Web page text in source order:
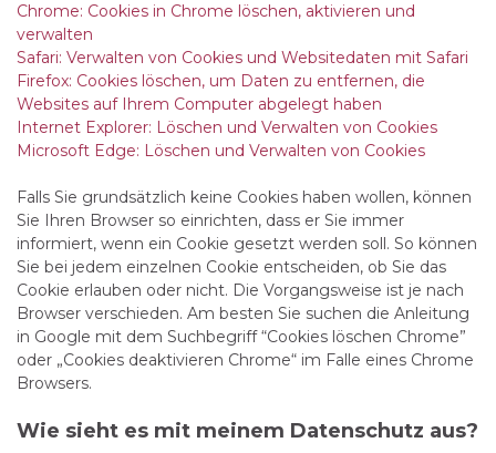
Chrome: Cookies in Chrome löschen, aktivieren und
verwalten
Safari: Verwalten von Cookies und Websitedaten mit Safari
Firefox: Cookies löschen, um Daten zu entfernen, die
Websites auf Ihrem Computer abgelegt haben
Internet Explorer: Löschen und Verwalten von Cookies
Microsoft Edge: Löschen und Verwalten von Cookies
Falls Sie grundsätzlich keine Cookies haben wollen, können
Sie Ihren Browser so einrichten, dass er Sie immer
informiert, wenn ein Cookie gesetzt werden soll. So können
Sie bei jedem einzelnen Cookie entscheiden, ob Sie das
Cookie erlauben oder nicht. Die Vorgangsweise ist je nach
Browser verschieden. Am besten Sie suchen die Anleitung
in Google mit dem Suchbegriff “Cookies löschen Chrome”
oder „Cookies deaktivieren Chrome“ im Falle eines Chrome
Browsers.
Wie sieht es mit meinem Datenschutz aus?